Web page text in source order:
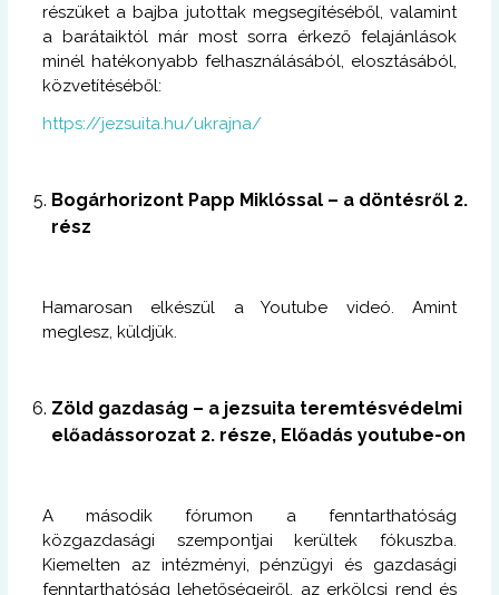
részüket a bajba jutottak megsegítéséből, valamint
a barátaiktól már most sorra érkező felajánlások
minél hatékonyabb felhasználásából, elosztásából,
közvetítéséből:
https://jezsuita.hu/ukrajna/
Bogárhorizont Papp Miklóssal – a döntésről 2.
rész
Hamarosan elkészül a Youtube videó. Amint
meglesz, küldjük.
Zöld gazdaság – a jezsuita teremtésvédelmi
előadássorozat 2. része, Előadás youtube-on
A második fórumon a fenntarthatóság
közgazdasági szempontjai kerültek fókuszba.
Kiemelten az intézményi, pénzügyi és gazdasági
fenntarthatóság lehetőségeiről, az erkölcsi rend és